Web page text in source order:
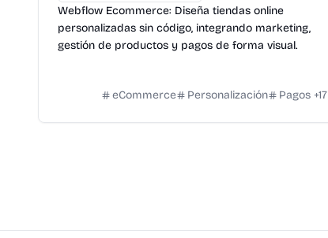
Webflow Ecommerce: Diseña tiendas online
personalizadas sin código, integrando marketing,
gestión de productos y pagos de forma visual.
eCommerce Personalización Pagos +17